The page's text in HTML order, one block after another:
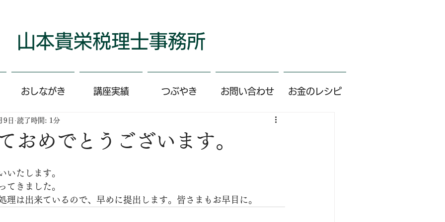
​山本貴栄​​​税理士事務所
おしながき 講座実績 つぶやき お問い合わせ お金のレシピ
おめでとうございます。
9日 読了時間: 1分
いたします。
てきました。
理は出来ているので、早めに提出します。皆さまもお早目に。